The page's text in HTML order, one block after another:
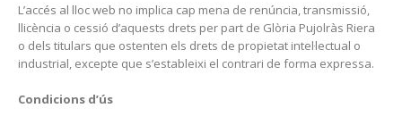
L’accés al lloc web no implica cap mena de renúncia, transmissió,
llicència o cessió d’aquests drets per part de Glòria Pujolràs Riera
o dels titulars que ostenten els drets de propietat intel·lectual o
industrial, excepte que s’estableixi el contrari de forma expressa.
Condicions d’ús